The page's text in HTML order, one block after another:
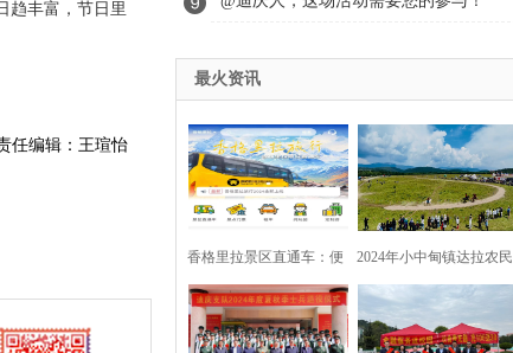
趋丰富，节日里
任编辑：王瑄怡
最火资讯
香格里拉景区直通车：便
捷出行，一站直达美景
2024年小中甸镇达拉农民
丰收节在团结村吉达木草